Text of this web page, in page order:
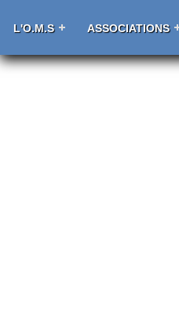
L'O.M.S ASSOCIATIONS